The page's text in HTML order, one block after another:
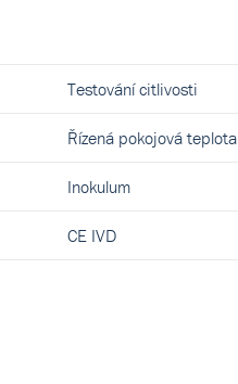
Testování citlivosti
Řízená pokojová teplota
Inokulum
CE IVD